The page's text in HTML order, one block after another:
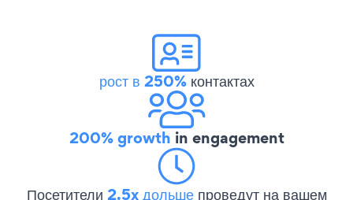
рост в 250%контактах
200% growth in engagement
Посетители 2.5x дольше проведут на вашем